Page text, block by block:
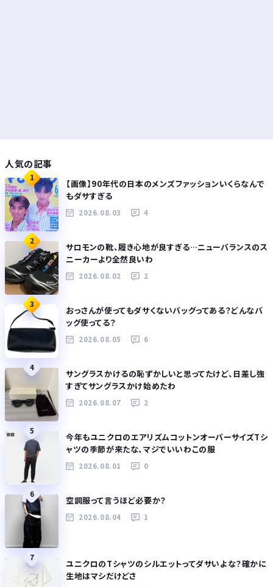
人気の記事
1
【画像】90年代の日本のメンズファッションいくらなんで
もダサすぎる
2026.08.03 4
2
サロモンの靴、履き心地が良すぎる…ニューバランスのス
ニーカーより全然良いわ
2026.08.02 2
3
おっさんが使ってもダサくないバッグってある？どんなバ
ッグ使ってる？
2026.08.05 6
4
サングラスかけるの恥ずかしいと思ってたけど、日差し強
すぎてサングラスかけ始めたわ
2026.08.07 2
5
今年もユニクロのエアリズムコットンオーバーサイズTシ
ャツの季節が来たな、マジでいいわこの服
2026.08.01 0
6
空調服って言うほど必要か？
2026.08.04 1
7
ユニクロのTシャツのシルエットってダサいよな？確かに
生地はマシだけどさ